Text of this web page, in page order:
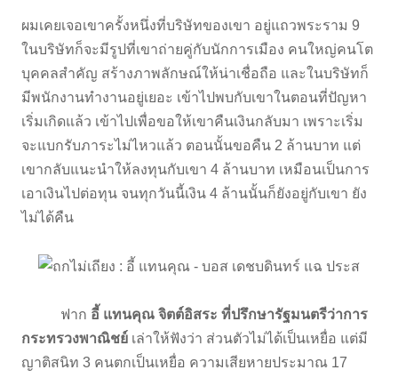
ผมเคยเจอเขาครั้งหนึ่งที่บริษัทของเขา อยู่แถวพระราม 9
ในบริษัทก็จะมีรูปที่เขาถ่ายคู่กับนักการเมือง คนใหญ่คนโต
บุคคลสำคัญ สร้างภาพลักษณ์ให้น่าเชื่อถือ และในบริษัทก็
มีพนักงานทำงานอยู่เยอะ เข้าไปพบกับเขาในตอนที่ปัญหา
เริ่มเกิดแล้ว เข้าไปเพื่อขอให้เขาคืนเงินกลับมา เพราะเริ่ม
จะแบกรับภาระไม่ไหวแล้ว ตอนนั้นขอคืน 2 ล้านบาท แต่
เขากลับแนะนำให้ลงทุนกับเขา 4 ล้านบาท เหมือนเป็นการ
เอาเงินไปต่อทุน จนทุกวันนี้เงิน 4 ล้านนั้นก็ยังอยู่กับเขา ยัง
ไม่ได้คืน
ฟาก อี้ แทนคุณ จิตต์อิสระ ที่ปรึกษารัฐมนตรีว่าการ
กระทรวงพาณิชย์ เล่าให้ฟังว่า ส่วนตัวไม่ได้เป็นเหยื่อ แต่มี
ญาติสนิท 3 คนตกเป็นเหยื่อ ความเสียหายประมาณ 17